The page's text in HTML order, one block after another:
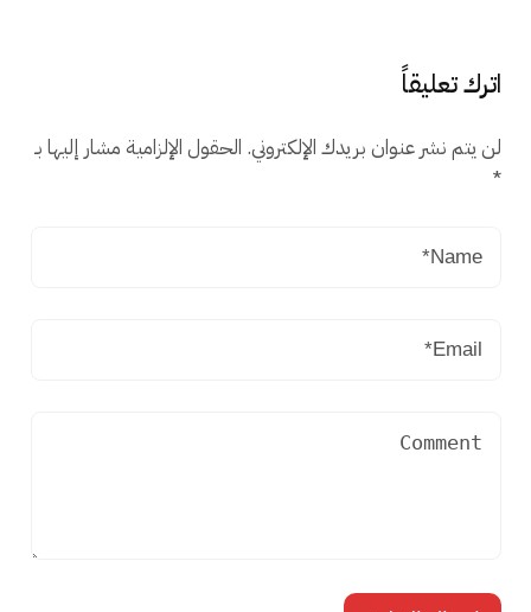
اترك تعليقاً
لن يتم نشر عنوان بريدك الإلكتروني. الحقول الإلزامية مشار إليها بـ
*